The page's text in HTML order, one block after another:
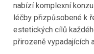
nabízí komplexní
léčby přizpůsobené k
estetických cílů
přirozeně vypadajících